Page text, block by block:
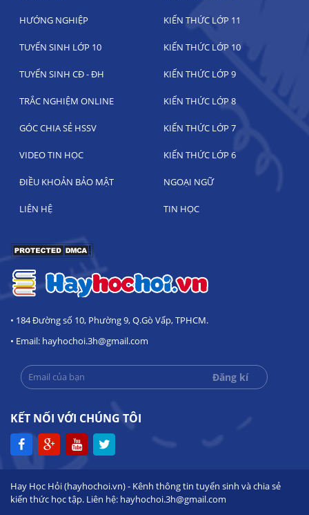
HƯỚNG NGHIỆP KIẾN THỨC LỚP 11
TUYỂN SINH LỚP 10 KIẾN THỨC LỚP 10
TUYỂN SINH CĐ - ĐH KIẾN THỨC LỚP 9
TRẮC NGHIỆM ONLINE KIẾN THỨC LỚP 8
GÓC CHIA SẺ HSSV KIẾN THỨC LỚP 7
VIDEO TIN HỌC KIẾN THỨC LỚP 6
ĐIỀU KHOẢN BẢO MẬT NGOẠI NGỮ
LIÊN HỆ TIN HỌC
• 184 Đường số 10, Phường 9, Q.Gò Vấp, TPHCM.
• Email: hayhochoi.3h@gmail.com
KẾT NỐI VỚI CHÚNG TÔI
Hay Học Hỏi (hayhochoi.vn) - Kênh thông tin tuyển sinh và chia sẻ
kiến thức học tập. Liên hệ: hayhochoi.3h@gmail.com